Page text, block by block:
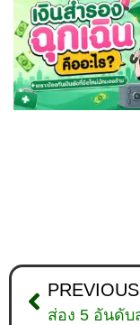
PREVIOUS